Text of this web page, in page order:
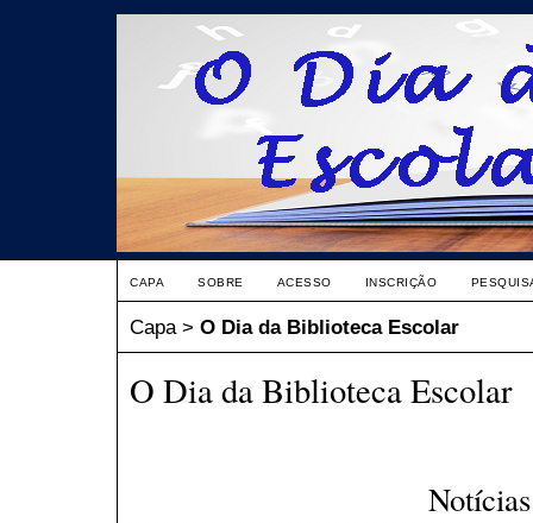
CAPA SOBRE ACESSO INSCRIÇÃO
Capa> O Dia da Biblioteca Escolar
O Dia da Biblioteca Escolar
Notícias